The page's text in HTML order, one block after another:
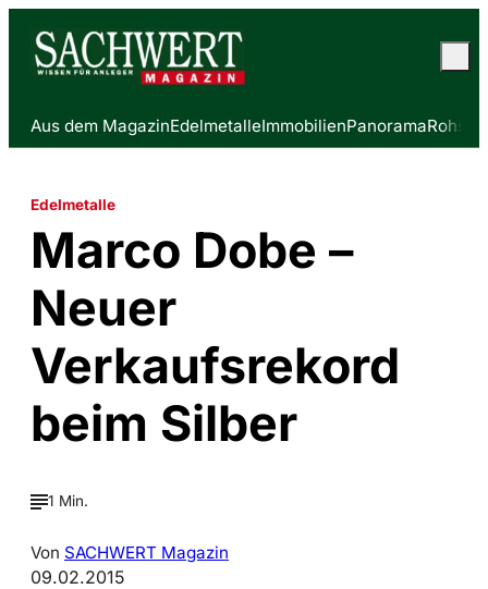
Aus dem MagazinEdelmetalleImmobilienPanorama
Edelmetalle
Marco Dobe –
Neuer
Verkaufsrekord
beim Silber
1 Min.
Von SACHWERT Magazin
09.02.2015